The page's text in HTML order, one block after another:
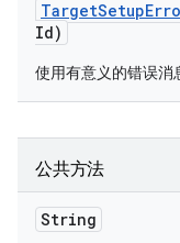
TargetSetup
Id)
使用有意义的错误
公共方法
String